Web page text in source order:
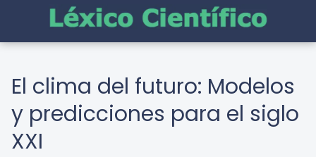
El clima del futuro: Modelos
y predicciones para el siglo
XXI